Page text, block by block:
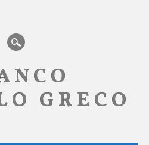
GRECO